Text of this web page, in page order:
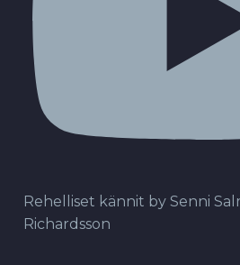
Rehelliset kännit by Senni
Richardsson